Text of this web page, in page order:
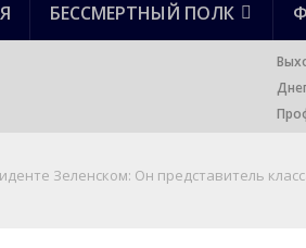
БЕССМЕРТНЫЙ ПОЛК
Зеленском: Он представитель